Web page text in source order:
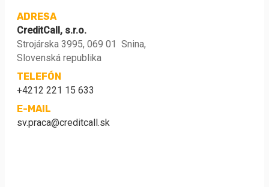
ADRESA
CreditCall, s.r.o.
Strojárska 3995, 069 01 Snina,
Slovenská republika
TELEFÓN
+4212 221 15 633
E-MAIL
sv.praca@creditcall.sk